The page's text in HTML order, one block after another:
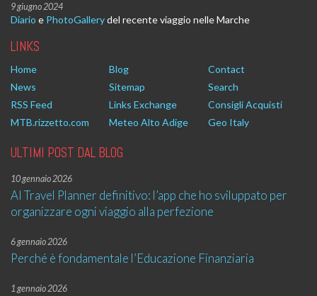
9 giugno 2024
Diario e PhotoGallerydel recente viaggio nelle Marche
LINKS
Home Blog
Contact
News
Sitemap
Search
RSS Feed
Links Exchange
Consigli Acquisti
MTB.rizzetto.com
Meteo Alto Adige Geo Italy
ULTIMI POST DAL BLOG
10 gennaio 2026
AI Travel Planner definitivo: l’app che ho sviluppato per
organizzare ogni viaggio alla perfezione
6 gennaio 2026
Perché è fondamentale l’Educazione Finanziaria
1 gennaio 2026